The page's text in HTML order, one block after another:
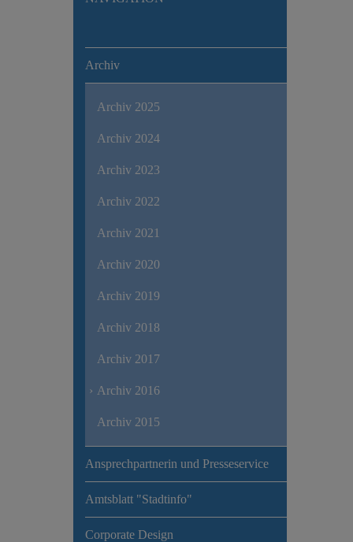
Archiv
Archiv 2025
Archiv 2024
Archiv 2023
Archiv 2022
Archiv 2021
Archiv 2020
Archiv 2019
Archiv 2018
Archiv 2017
Archiv 2016
Archiv 2015
Ansprechpartnerin und Presseservice
Amtsblatt "Stadtinfo"
Corporate Design